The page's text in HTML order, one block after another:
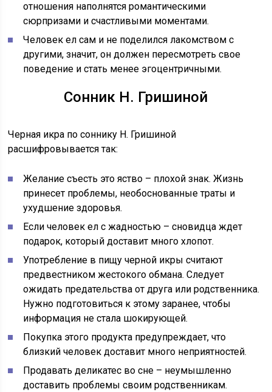
отношения наполнятся романтическими
сюрпризами и счастливыми моментами.
Человек ел сам и не поделился лакомством с
другими, значит, он должен пересмотреть свое
поведение и стать менее эгоцентричными.
Сонник Н. Гришиной
Черная икра по соннику Н. Гришиной
расшифровывается так:
Желание съесть это яство – плохой знак. Жизнь
принесет проблемы, необоснованные траты и
ухудшение здоровья.
Если человек ел с жадностью – сновидца ждет
подарок, который доставит много хлопот.
Употребление в пищу черной икры считают
предвестником жестокого обмана. Следует
ожидать предательства от друга или родственника.
Нужно подготовиться к этому заранее, чтобы
информация не стала шокирующей.
Покупка этого продукта предупреждает, что
близкий человек доставит много неприятностей.
Продавать деликатес во сне – неумышленно
доставить проблемы своим родственникам.